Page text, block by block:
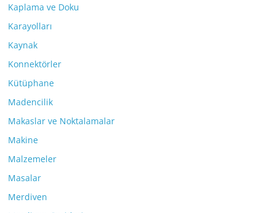
Kaplama ve Doku
Karayolları
Kaynak
Konnektörler
Kütüphane
Madencilik
Makaslar ve Noktalamalar
Makine
Malzemeler
Masalar
Merdiven